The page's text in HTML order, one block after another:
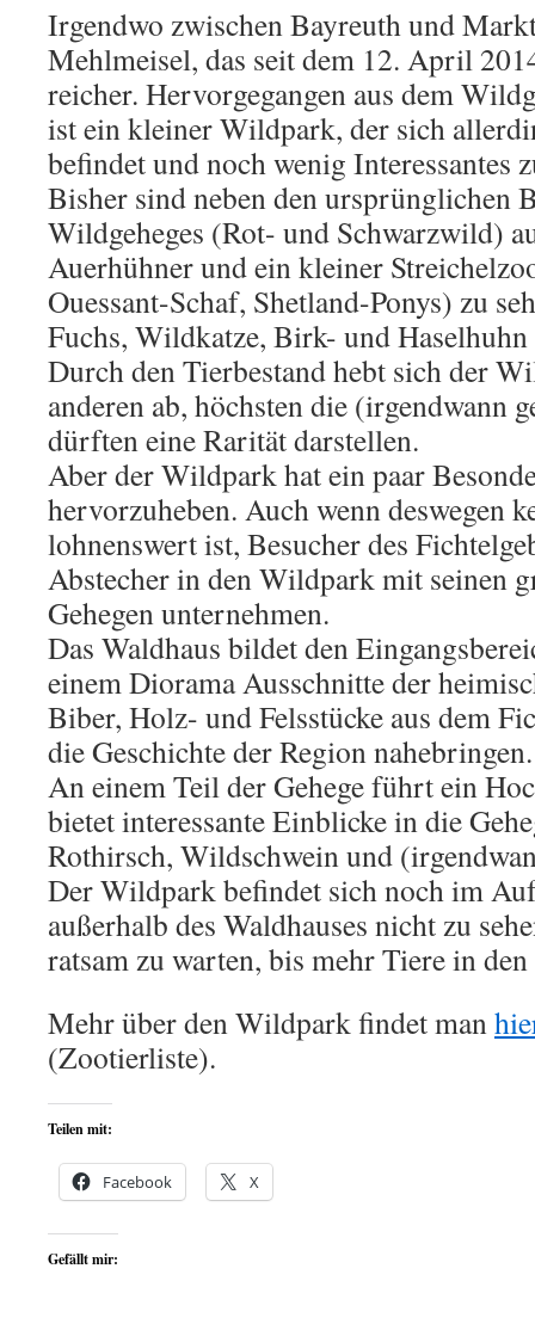
Irgendwo zwischen Bayreuth und
Mehlmeisel, das seit dem 12. April
reicher. Hervorgegangen aus dem
ist ein kleiner Wildpark, der sich
befindet und noch wenig Interessantes
Bisher sind neben den ursprünglichen
Wildgeheges (Rot- und Schwarzwild)
Auerhühner und ein kleiner
Ouessant-Schaf, Shetland-Ponys) zu
Fuchs, Wildkatze, Birk- und
Durch den Tierbestand hebt sich der
anderen ab, höchsten die (irgendwann
dürften eine Rarität darstellen.
Aber der Wildpark hat ein paar
hervorzuheben. Auch wenn deswegen
lohnenswert ist, Besucher des
Abstecher in den Wildpark mit seinen
Gehegen unternehmen.
Das Waldhaus bildet den
einem Diorama Ausschnitte der
Biber, Holz- und Felsstücke aus dem
die Geschichte der Region nahebringen.
An einem Teil der Gehege führt ein
bietet interessante Einblicke in die
Rothirsch, Wildschwein und
Der Wildpark befindet sich noch im
außerhalb des Waldhauses nicht zu
ratsam zu warten, bis mehr Tiere in
Mehr über den Wildpark findet man
(Zootierliste).
Teilen mit:
Facebook X
Gefällt mir: